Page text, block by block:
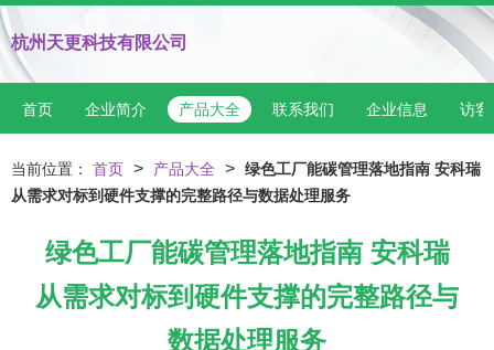
杭州天更科技有限公司
首页 企业简介 产品大全 联系我们 企业信息 访客
当前位置： 首页 > 产品大全 > 绿色工厂能碳管理落地指南 安科瑞
从需求对标到硬件支撑的完整路径与数据处理服务
绿色工厂能碳管理落地指南 安科瑞
从需求对标到硬件支撑的完整路径与
数据处理服务